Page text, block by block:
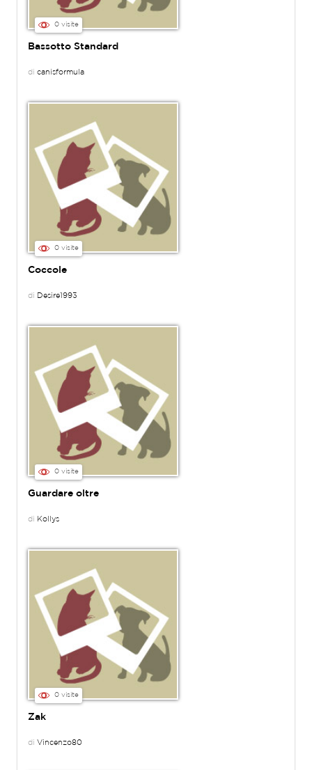
0 visite
Bassotto Standard
di canisformula
0 visite
Coccole
di Desire1993
0 visite
Guardare oltre
di Kollys
0 visite
Zak
di Vincenzo80